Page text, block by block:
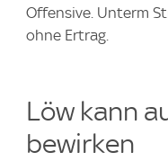
Offensive. Unterm
ohne Ertrag.
Löw kann
bewirken